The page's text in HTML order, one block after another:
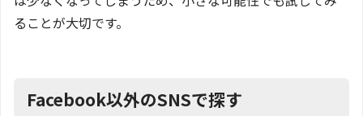
ることが大切です。
Facebook以外のSNSで探す